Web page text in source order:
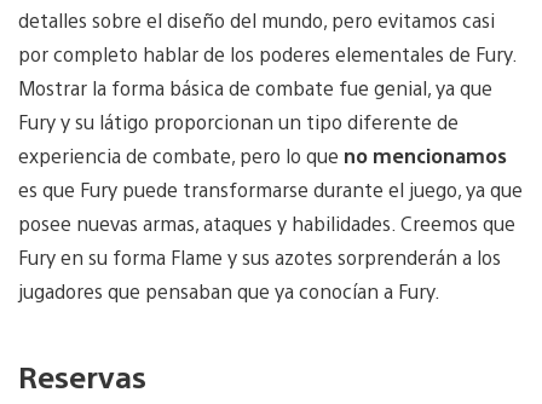
detalles sobre el diseño del mundo, pero evitamos casi
por completo hablar de los poderes elementales de Fury.
Mostrar la forma básica de combate fue genial, ya que
Fury y su látigo proporcionan un tipo diferente de
experiencia de combate, pero lo que no mencionamos
es que Fury puede transformarse durante el juego, ya que
posee nuevas armas, ataques y habilidades. Creemos que
Fury en su forma Flame y sus azotes sorprenderán a los
jugadores que pensaban que ya conocían a Fury.
Reservas